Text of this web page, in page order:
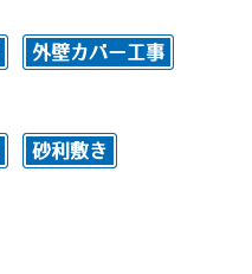
外壁カバー工事
砂利敷き